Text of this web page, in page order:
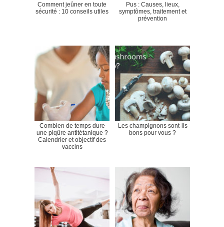
Comment jeûner en toute
sécurité : 10 conseils utiles
Pus : Causes, lieux,
symptômes, traitement et
prévention
Combien de temps dure
une piqûre antitétanique ?
Calendrier et objectif des
vaccins
Les champignons sont-ils
bons pour vous ?